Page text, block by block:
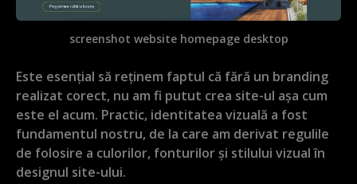
screenshot website homepage desktop
Este esențial să reținem faptul că fără un branding
realizat corect, nu am fi putut crea site-ul așa cum
este el acum. Practic, identitatea vizuală a fost
fundamentul nostru, de la care am derivat regulile
de folosire a culorilor, fonturilor și stilului vizual în
designul site-ului.